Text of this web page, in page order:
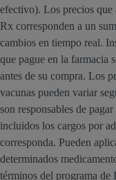
efectivo). Los precios que
Rx corresponden a un
cambios en tiempo real.
que pague en la farmacia
antes de su compra. Los
vacunas pueden variar
son responsables de
incluidos los cargos por
corresponda. Pueden
determinados
términos del programa de